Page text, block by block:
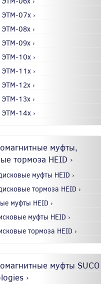
07x ›
08x ›
09x ›
10x ›
11x ›
12x ›
13x ›
14x ›
муфты,
тормоза HEID ›
муфты HEID ›
тормоза HEID ›
муфты HEID ›
муфты HEID ›
тормоза HEID ›
муфты SUCO
›